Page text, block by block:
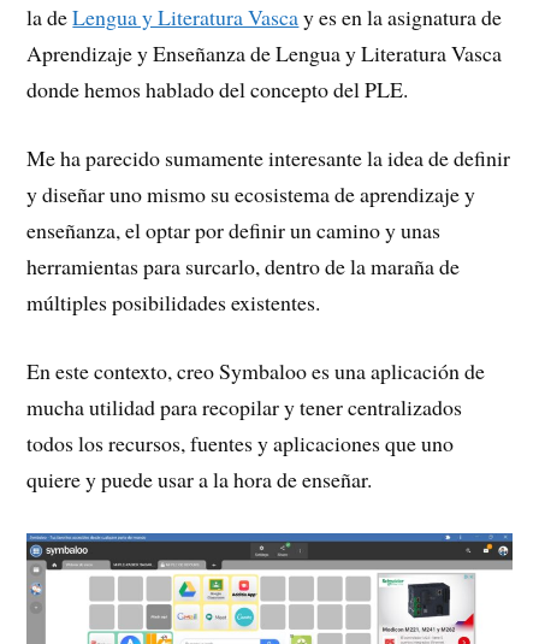
la deLengua y Literatura Vascay es en la asignatura de
Aprendizaje y Enseñanza de Lengua y Literatura Vasca
donde hemos hablado del concepto del PLE.
Me ha parecido sumamente interesante la idea de definir
y diseñar uno mismo su ecosistema de aprendizaje y
enseñanza, el optar por definir un camino y unas
herramientas para surcarlo, dentro de la maraña de
múltiples posibilidades existentes.
En este contexto, creo Symbaloo es una aplicación de
mucha utilidad para recopilar y tener centralizados
todos los recursos, fuentes y aplicaciones que uno
quiere y puede usar a la hora de enseñar.